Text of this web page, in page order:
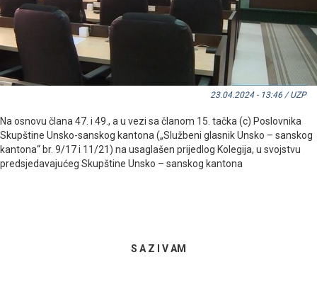
23.04.2024 - 13:46 / UZP
Na osnovu člana 47. i 49., a u vezi sa članom 15. tačka (c) Poslovnika
Skupštine Unsko-sanskog kantona („Službeni glasnik Unsko – sanskog
kantona“ br. 9/17 i 11/21) na usaglašen prijedlog Kolegija, u svojstvu
predsjedavajućeg Skupštine Unsko – sanskog kantona
S A Z I V AM